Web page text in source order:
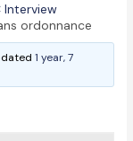
Interview
ordonnance
1 year, 7